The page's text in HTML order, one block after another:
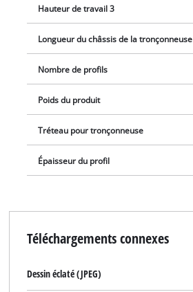
Hauteur de travail 3
Longueur du châssis de la tronçonneuse
Nombre de profils
Poids du produit
Tréteau pour tronçonneuse
Épaisseur du profil
Téléchargements connexes
Dessin éclaté (JPEG)